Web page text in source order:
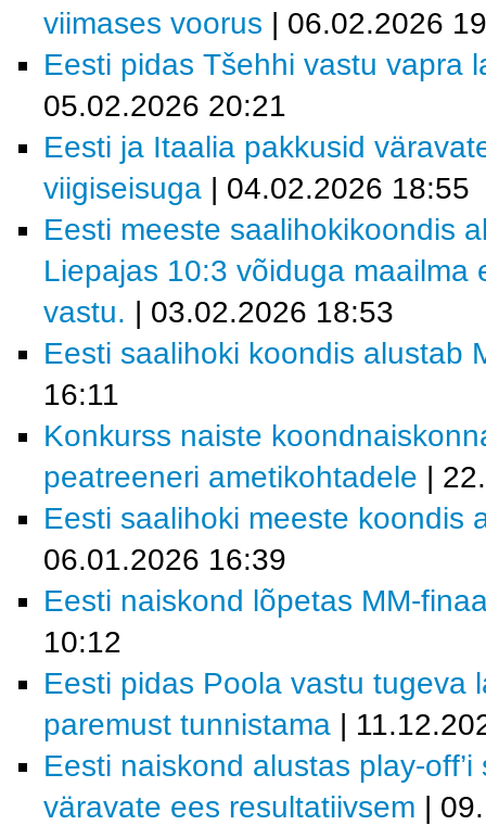
viimases voorus | 06.02.2026
Eesti pidas Tšehhi vastu vapra
05.02.2026 20:21
Eesti ja Itaalia pakkusid
viigiseisuga | 04.02.2026 18:55
Eesti meeste saalihokikoondis
Liepajas 10:3 võiduga
vastu. | 03.02.2026 18:53
Eesti saalihoki koondis alustab
16:11
Konkurss naiste
peatreeneri ametikohtadele |
Eesti saalihoki meeste koondis
06.01.2026 16:39
Eesti naiskond lõpetas MM-
10:12
Eesti pidas Poola vastu tugeva
paremust tunnistama |
Eesti naiskond alustas play-
väravate ees resultatiivsem |